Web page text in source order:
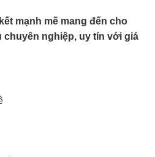
mạnh mẽ mang đến cho
chuyên nghiệp, uy tín với giá